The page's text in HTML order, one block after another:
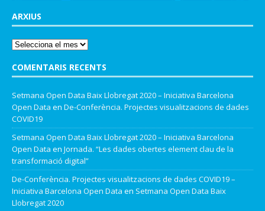
ARXIUS
COMENTARIS RECENTS
Setmana Open Data Baix Llobregat 2020 – Iniciativa Barcelona
Open Data en De-Conferència. Projectes visualitzacions de dades
COVID19
Setmana Open Data Baix Llobregat 2020 – Iniciativa Barcelona
Open Data en Jornada. “Les dades obertes element clau de la
transformació digital”
De-Conferència. Projectes visualitzacions de dades COVID19 –
Iniciativa Barcelona Open Data en Setmana Open Data Baix
Llobregat 2020